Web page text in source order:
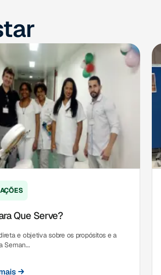
Que Serve?
e objetiva sobre os propósitos e a
Seman...